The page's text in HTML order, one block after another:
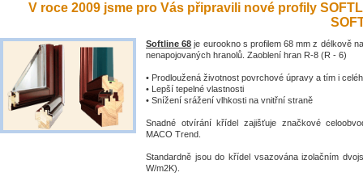
V roce 2009 jsme pro Vás připravili nové profily
Softline 68 je eurookno s profilem 68 mm z délkově
nenapojovaných hranolů. Zaoblení hran R-8 (R - 6)
• Prodloužená životnost povrchové úpravy a tím i
• Lepší tepelné vlastnosti
• Snížení srážení vlhkosti na vnitřní straně
Snadné otvírání křídel zajišťuje značkové
MACO Trend.
Standardně jsou do křídel vsazována izolačním
W/m2K).